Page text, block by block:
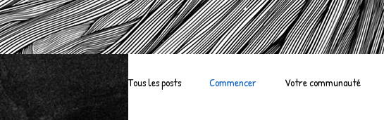
Tous les posts Commencer Votre communauté